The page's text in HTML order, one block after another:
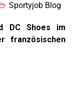
Sportyjob Blog
DC Shoes im
französischen